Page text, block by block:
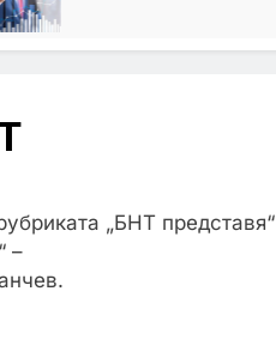
„БНТ представя“
–